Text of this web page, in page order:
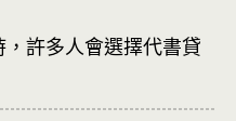
許多人會選擇代書貸